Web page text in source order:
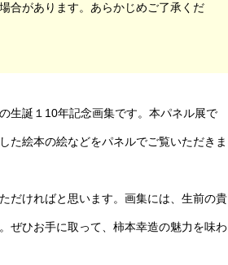
合があります。あらかじめご了承くだ
生誕１10年記念画集です。本パネル展で
た絵本の絵などをパネルでご覧いただきま
だければと思います。画集には、生前の貴
ぜひお手に取って、柿本幸造の魅力を味わ